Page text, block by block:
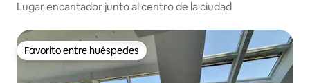
Lugar encantador junto al centro de la ciudad
Favorito entre huéspedes
Favorito entre huéspedes